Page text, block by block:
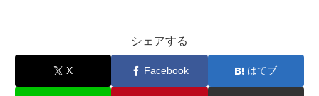
シェアする
X Facebook はてブ